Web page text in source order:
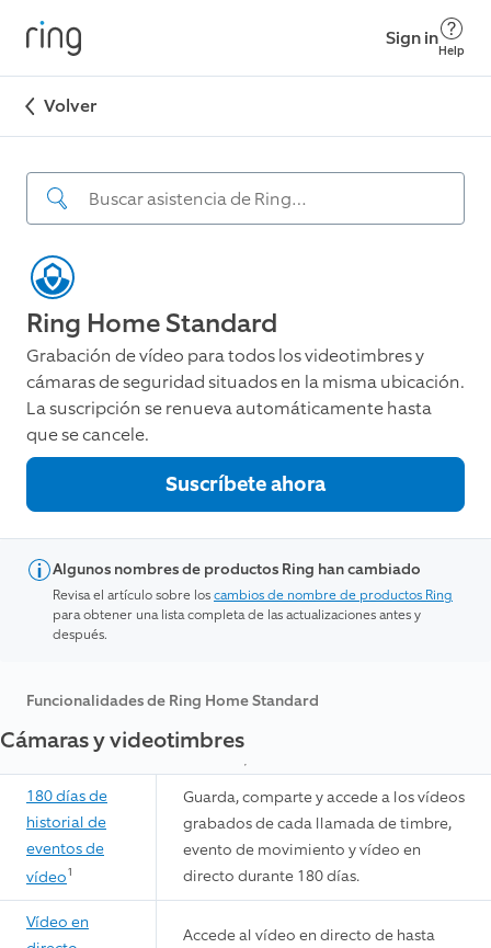
Sign in
Help
Volver
Ring Home Standard
Grabación de vídeo para todos los videotimbres y
cámaras de seguridad situados en la misma ubicación.
La suscripción se renueva automáticamente hasta
que se cancele.
Suscríbete ahora
Algunos nombres de productos Ring han cambiado
Revisa el artículo sobre loscambios de nombre de productos Ring
para obtener una lista completa de las actualizaciones antes y
después.
Funcionalidades de Ring Home Standard
Cámaras y videotimbres
180 días de
historial de
eventos de
vídeo1
Guarda, comparte y accede a los vídeos
grabados de cada llamada de timbre,
evento de movimiento y vídeo en
directo durante 180 días.
Vídeo en
Accede al vídeo en directo de hasta